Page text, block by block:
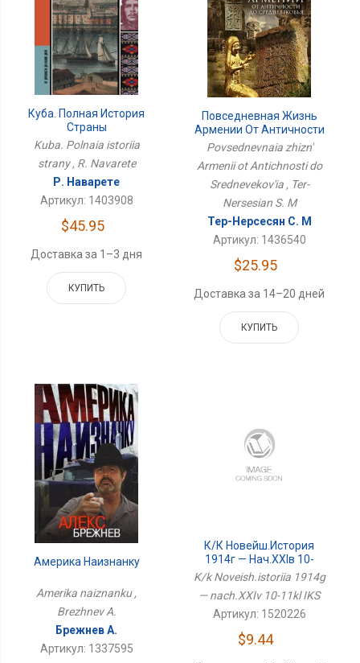
Куба. Полная История
Страны
Kuba. Polnaia istoriia
strany , R. Navarete
Р. Наварете
Артикул: 1403908
$45.95
Доставка за 1–3 дня
КУПИТЬ
Повседневная Жизнь
Армении От Античности
До Средневековья
Povsednevnaia zhizn'
Armenii ot Antichnosti do
Srednevekov'ia , Ter-
Nersesian S. M
Тер-Нерсесян С. М
Артикул: 1436540
$25.95
Доставка за 14–20 дней
КУПИТЬ
Америка Наизнанку
Amerika naiznanku ,
Brezhnev A.
Брежнев А.
Артикул: 1337595
К/к Новейш.история
1914г — Нач.XXIв 10-
11кл ИКС
K/k Noveish.istoriia 1914g
— nach.XXIv 10-11kl IKS
Артикул: 1520226
$9.44